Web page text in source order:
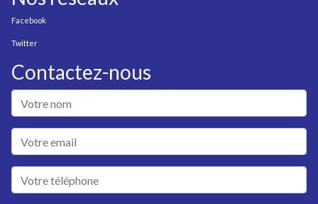
Facebook
Twitter
Contactez-nous